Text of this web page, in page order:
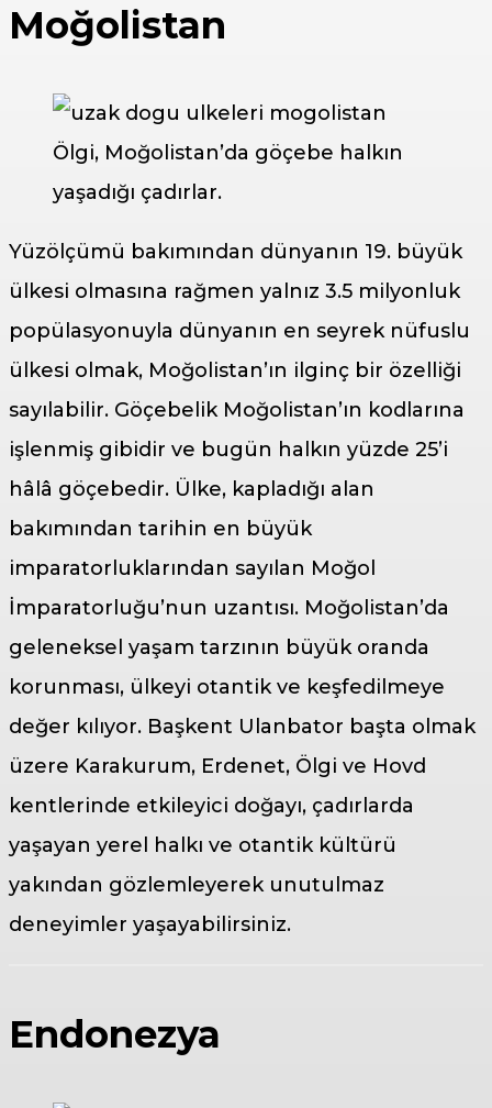
Moğolistan
Ölgi, Moğolistan’da göçebe halkın
yaşadığı çadırlar.
Yüzölçümü bakımından dünyanın 19. büyük
ülkesi olmasına rağmen yalnız 3.5 milyonluk
popülasyonuyla dünyanın en seyrek nüfuslu
ülkesi olmak, Moğolistan’ın ilginç bir özelliği
sayılabilir. Göçebelik Moğolistan’ın kodlarına
işlenmiş gibidir ve bugün halkın yüzde 25’i
hâlâ göçebedir. Ülke, kapladığı alan
bakımından tarihin en büyük
imparatorluklarından sayılan Moğol
İmparatorluğu’nun uzantısı. Moğolistan’da
geleneksel yaşam tarzının büyük oranda
korunması, ülkeyi otantik ve keşfedilmeye
değer kılıyor. Başkent Ulanbator başta olmak
üzere Karakurum, Erdenet, Ölgi ve Hovd
kentlerinde etkileyici doğayı, çadırlarda
yaşayan yerel halkı ve otantik kültürü
yakından gözlemleyerek unutulmaz
deneyimler yaşayabilirsiniz.
Endonezya